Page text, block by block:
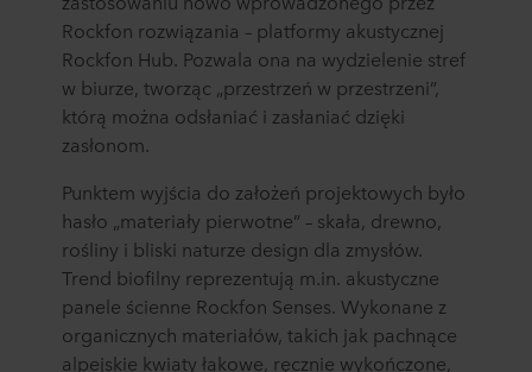
Rockfon rozwiązania – platformy akustycznej
Rockfon Hub. Pozwala ona na wydzielenie stref
w biurze, tworząc „przestrzeń w przestrzeni”,
którą można odsłaniać i zasłaniać dzięki
zasłonom.
Punktem wyjścia do założeń projektowych było
hasło „materiały pierwotne” – skała, drewno,
rośliny i bliski naturze design dla zmysłów.
Trend biofilny reprezentują m.in. akustyczne
panele ścienne Rockfon Senses. Wykonane z
organicznych materiałów, takich jak pachnące
alpejskie kwiaty łąkowe, ręcznie wykończone,